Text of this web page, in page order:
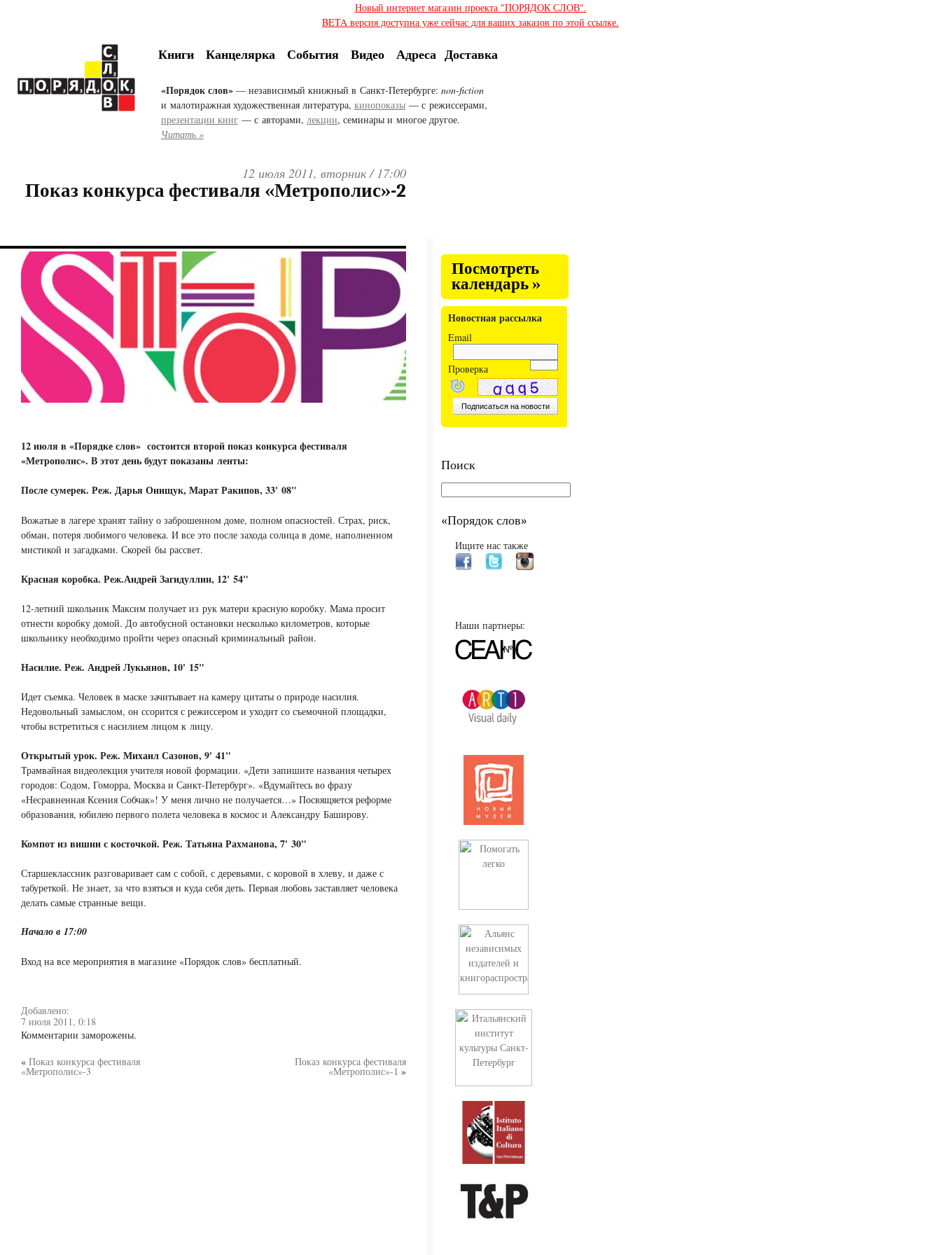
Новый интернет магазин проекта "ПОРЯДОК СЛОВ".
BETA версия доступна уже сейчас для ваших заказов по этой ссылке.
Книги Канцелярка События Видео Адреса Доставка
«Порядок слов» — независимый книжный в Санкт-Петербурге: non-fiction
и малотиражная художественная литература, кинопоказы — с режиссерами,
презентации книг — с авторами, лекции, семинары и многое другое.
Читать »
12 июля 2011, вторник /17:00
Показ конкурса фестиваля «Метрополис»-2
12 июля в «Порядке слов» состоится второй показ конкурса фестиваля
«Метрополис». В этот день будут показаны ленты:
После сумерек. Реж. Дарья Онищук, Марат Ракипов, 33' 08"
Вожатые в лагере хранят тайну о заброшенном доме, полном опасностей. Страх, риск,
обман, потеря любимого человека. И все это после захода солнца в доме, наполненном
мистикой и загадками. Скорей бы рассвет.
Красная коробка. Реж.Андрей Загидуллин, 12' 54"
12-летний школьник Максим получает из рук матери красную коробку. Мама просит
отнести коробку домой. До автобусной остановки несколько километров, которые
школьнику необходимо пройти через опасный криминальный район.
Насилие. Реж. Андрей Лукьянов, 10' 15"
Идет съемка. Человек в маске зачитывает на камеру цитаты о природе насилия.
Недовольный замыслом, он ссорится с режиссером и уходит со съемочной площадки,
чтобы встретиться с насилием лицом к лицу.
Открытый урок. Реж. Михаил Сазонов, 9' 41"
Трамвайная видеолекция учителя новой формации. «Дети запишите названия четырех
городов: Содом, Гоморра, Москва и Санкт-Петербург». «Вдумайтесь во фразу
«Несравненная Ксения Собчак»! У меня лично не получается…» Посвящяется реформе
образования, юбилею первого полета человека в космос и Александру Баширову.
Компот из вишни с косточкой. Реж. Татьяна Рахманова, 7' 30"
Старшеклассник разговаривает сам с собой, с деревьями, с коровой в хлеву, и даже с
табуреткой. Не знает, за что взяться и куда себя деть. Первая любовь заставляет человека
делать самые странные вещи.
Начало в 17:00
Вход на все мероприятия в магазине «Порядок слов» бесплатный.
Добавлено:
7 июля 2011, 0:18
Комментарии заморожены.
« Показ конкурса фестиваля
«Метрополис»-3
Показ конкурса фестиваля
«Метрополис»-1 »
Посмотреть
календарь »
Новостная рассылка
Email
Проверка
Поиск
«Порядок слов»
Ищите нас также
Наши партнеры: